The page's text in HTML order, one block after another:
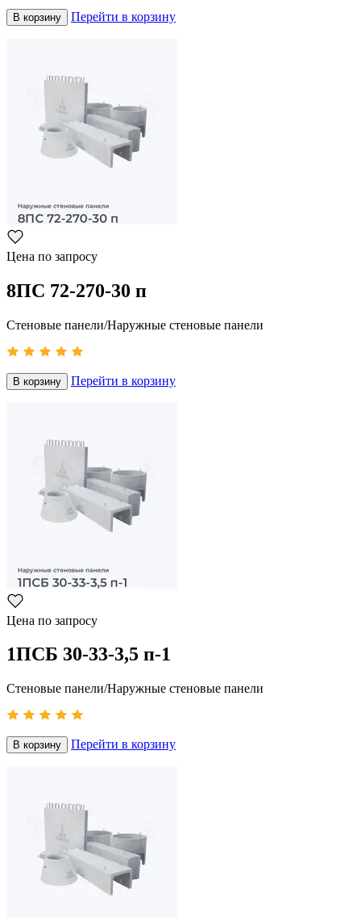
В корзину Перейти в корзину
Цена по запросу
8ПС 72-270-30 п
Стеновые панели/Наружные стеновые панели
В корзину Перейти в корзину
Цена по запросу
1ПСБ 30-33-3,5 п-1
Стеновые панели/Наружные стеновые панели
В корзину Перейти в корзину